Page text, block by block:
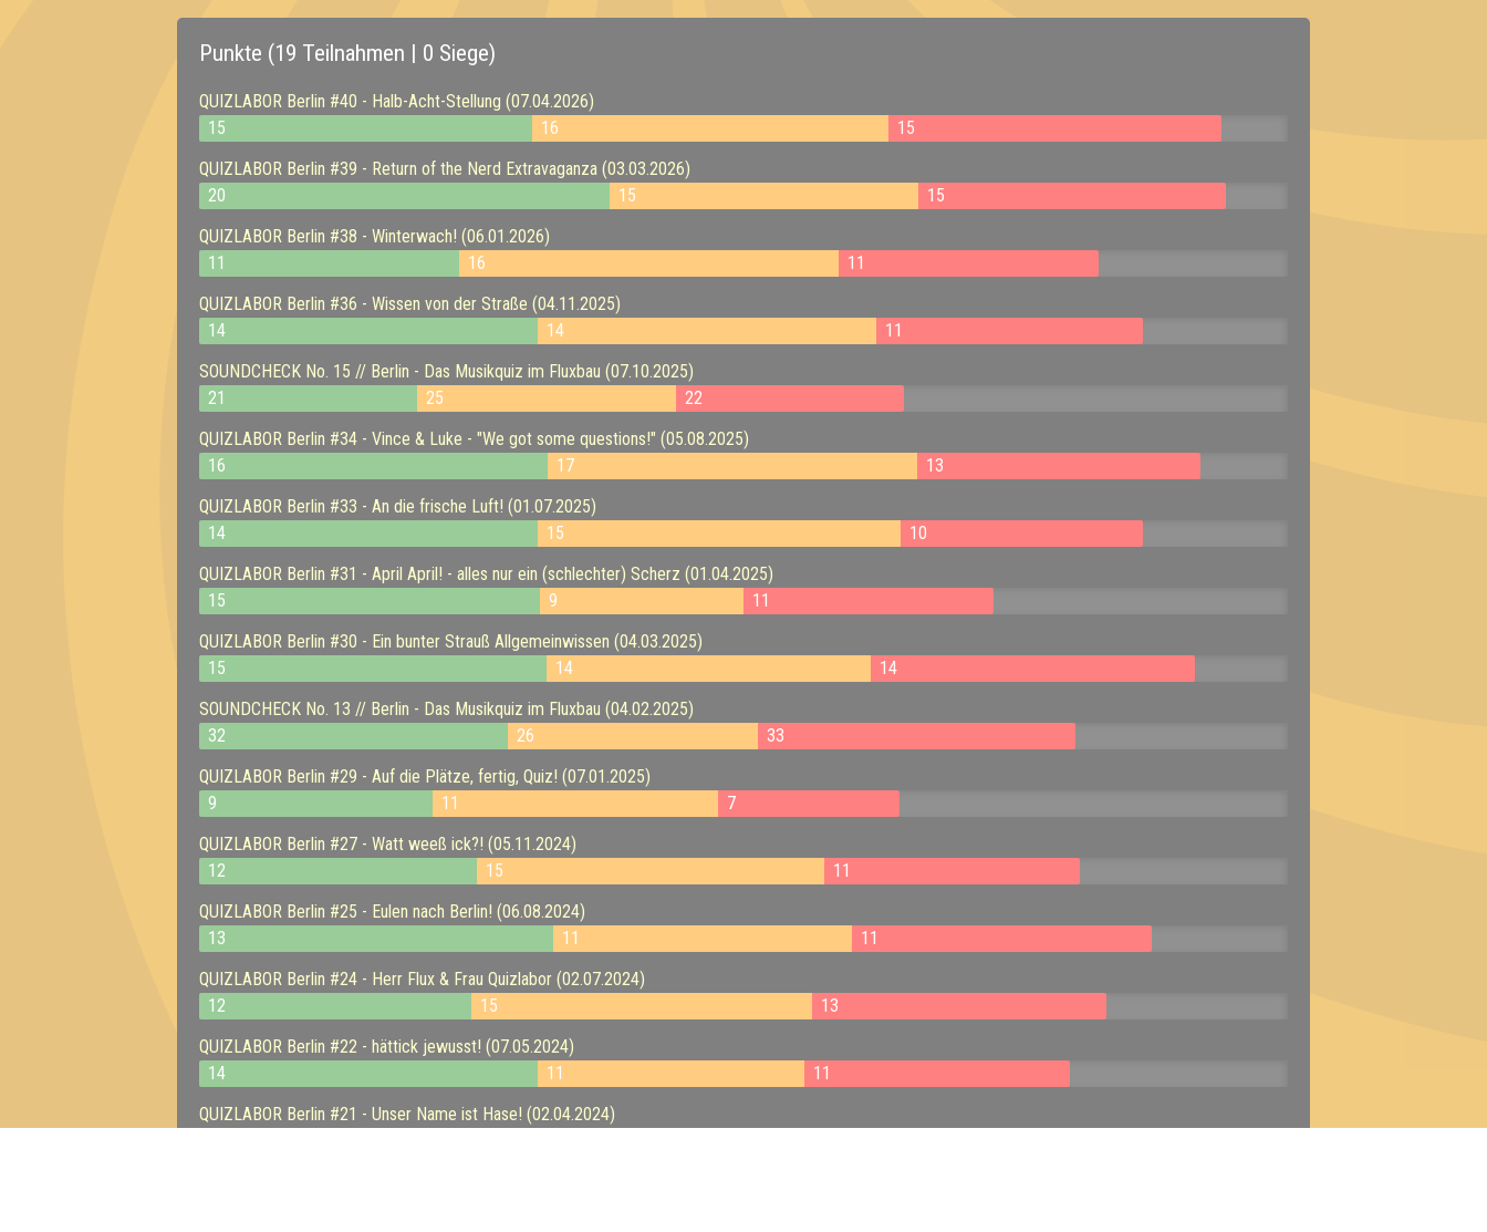
Punkte (19 Teilnahmen | 0 Siege)
QUIZLABOR Berlin #40 - Halb-Acht-Stellung (07.04.2026)
15
16
15
QUIZLABOR Berlin #39 - Return of the Nerd Extravaganza (03.03.2026)
20
15
15
QUIZLABOR Berlin #38 - Winterwach! (06.01.2026)
11
16
11
QUIZLABOR Berlin #36 - Wissen von der Straße (04.11.2025)
14
14
11
SOUNDCHECK No. 15 // Berlin - Das Musikquiz im Fluxbau (07.10.2025)
21
25
22
QUIZLABOR Berlin #34 - Vince & Luke - "We got some questions!" (05.08.2025)
16
17
13
QUIZLABOR Berlin #33 - An die frische Luft! (01.07.2025)
14
15
10
QUIZLABOR Berlin #31 - April April! - alles nur ein (schlechter) Scherz (01.04.2025)
15
9
11
QUIZLABOR Berlin #30 - Ein bunter Strauß Allgemeinwissen (04.03.2025)
15
14
14
SOUNDCHECK No. 13 // Berlin - Das Musikquiz im Fluxbau (04.02.2025)
32
26
33
QUIZLABOR Berlin #29 - Auf die Plätze, fertig, Quiz! (07.01.2025)
9
11
7
QUIZLABOR Berlin #27 - Watt weeß ick?! (05.11.2024)
12
15
11
QUIZLABOR Berlin #25 - Eulen nach Berlin! (06.08.2024)
13
11
11
QUIZLABOR Berlin #24 - Herr Flux & Frau Quizlabor (02.07.2024)
12
15
13
QUIZLABOR Berlin #22 - hättick jewusst! (07.05.2024)
14
11
11
QUIZLABOR Berlin #21 - Unser Name ist Hase! (02.04.2024)